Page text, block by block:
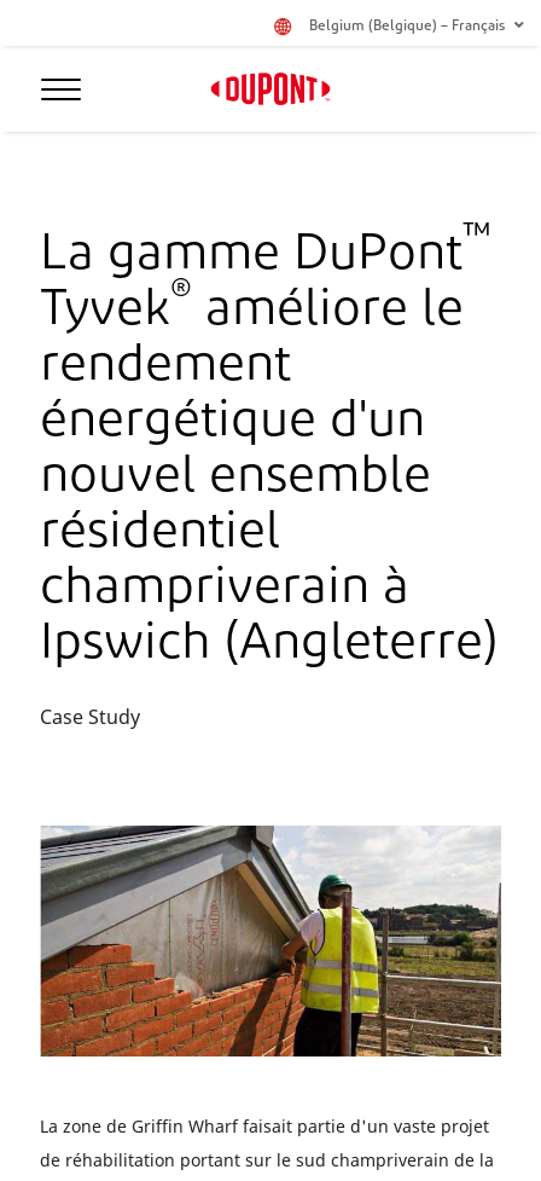
Belgium (Belgique) – Français
La gamme DuPont™
Tyvek® améliore le
rendement
énergétique d'un
nouvel ensemble
résidentiel
champriverain à
Ipswich (Angleterre)
Case Study
La zone de Griffin Wharf faisait partie d'un vaste projet
de réhabilitation portant sur le sud champriverain de la